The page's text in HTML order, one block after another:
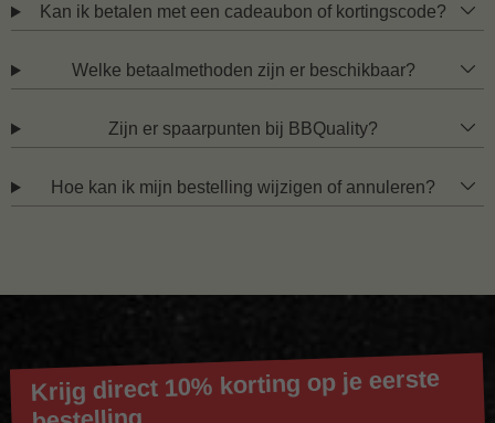
Kan ik betalen met een cadeaubon of kortingscode?
Welke betaalmethoden zijn er beschikbaar?
Zijn er spaarpunten bij BBQuality?
Hoe kan ik mijn bestelling wijzigen of annuleren?
Krijg direct 10% korting op je eerste